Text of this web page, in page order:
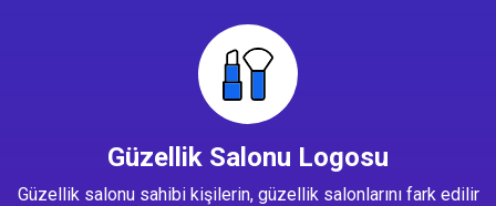
Güzellik Salonu Logosu
Güzellik salonu sahibi kişilerin, güzellik salonlarını fark edilir